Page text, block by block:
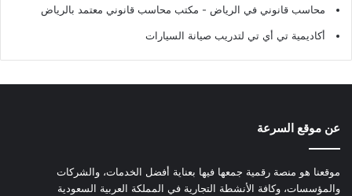
محاسب قانوني في الرياض - مكتب محاسب قانوني معتمد بالرياض
أكاديمية تي أي تي لتدريب صيانة السيارات
عن موقع السرعة
موقعنا هو منصة رقمية جمعها فيها بعناية أفضل الخدمات، والشركات
والمؤسسات، وكافة الأنشطة التجارية في المملكة العربية السعودية